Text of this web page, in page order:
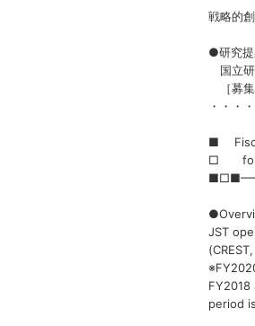
戦略的
●研究提
国立研
［募集
・・・
■
□ for
JST
period